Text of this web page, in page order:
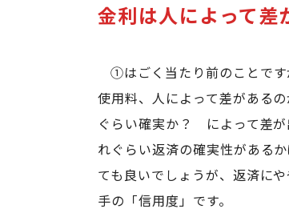
金利は人によって差
①はごく当たり前のことで
使用料、人によって差がある
ぐらい確実か？ によって差が
れぐらい返済の確実性がある
ても良いでしょうが、返済に
手の「信用度」です。